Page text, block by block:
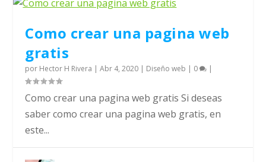
Como crear una pagina web
gratis
por Hector H Rivera |Abr 4, 2020 | Diseño web | 0 |
Como crear una pagina web gratis Si deseas
saber como crear una pagina web gratis, en
este...